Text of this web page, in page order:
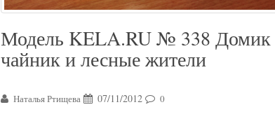
Модель KELA.RU № 338 Домик
чайник и лесные жители
Наталья Ртищева 07/11/2012 0